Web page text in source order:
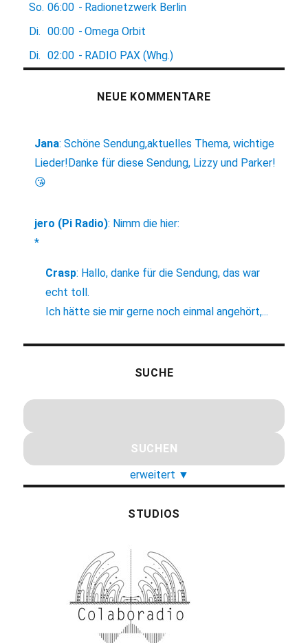
So. 06:00 - Radionetzwerk Berlin
Di.
00:00 - Omega Orbit
Di.
02:00 - RADIO PAX (Whg.)
NEUE KOMMENTARE
Jana:Schöne Sendung,aktuelles Thema, wichtige
Lieder!Danke für diese Sendung, Lizzy und Parker!
😘
jero (Pi Radio): Nimm die hier:
*
Crasp: Hallo, danke für die Sendung, das war
echt toll.
Ich hätte sie mir gerne noch einmal angehört,...
SUCHE
erweitert ▼
STUDIOS